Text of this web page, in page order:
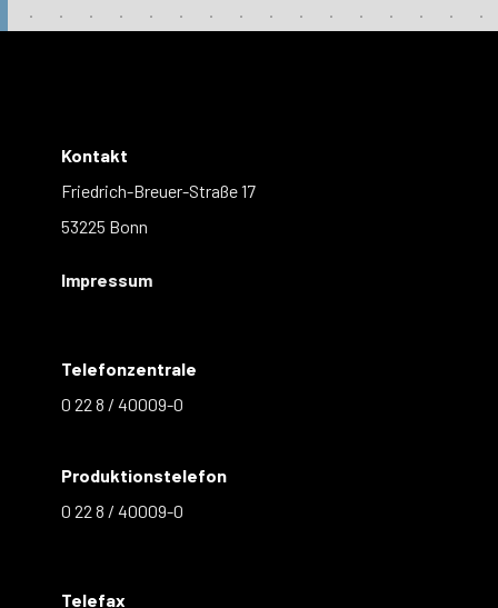
Kontakt
Friedrich-Breuer-Straße 17
53225 Bonn
Impressum
Telefonzentrale
0 22 8 / 40009-0
Produktionstelefon
0 22 8 / 40009-0
Telefax